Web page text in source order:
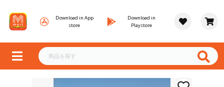
Download in App
store
Download in
Playstore